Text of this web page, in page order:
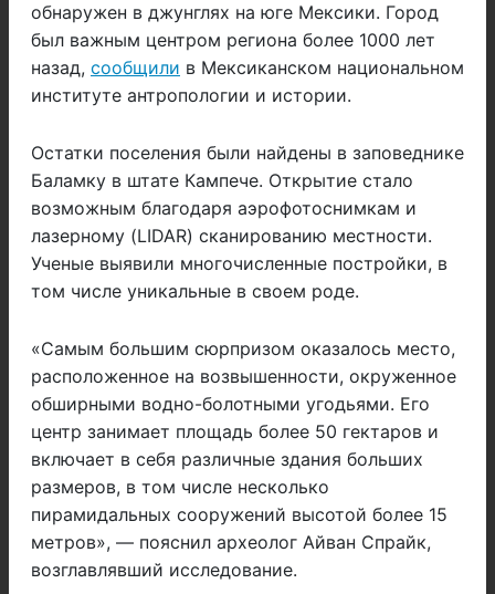
обнаружен в джунглях на юге Мексики. Город
был важным центром региона более 1000 лет
назад, сообщили в Мексиканском национальном
институте антропологии и истории.
Остатки поселения были найдены в заповеднике
Баламку в штате Кампече. Открытие стало
возможным благодаря аэрофотоснимкам и
лазерному (LIDAR) сканированию местности.
Ученые выявили многочисленные постройки, в
том числе уникальные в своем роде.
«Самым большим сюрпризом оказалось место,
расположенное на возвышенности, окруженное
обширными водно-болотными угодьями. Его
центр занимает площадь более 50 гектаров и
включает в себя различные здания больших
размеров, в том числе несколько
пирамидальных сооружений высотой более 15
метров», — пояснил археолог Айван Спрайк,
возглавлявший исследование.